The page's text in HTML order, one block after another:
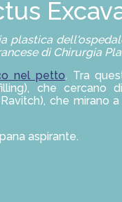
plastica
di Chirurgia
nel petto. Tra
che cercano
che mirano
aspirante.